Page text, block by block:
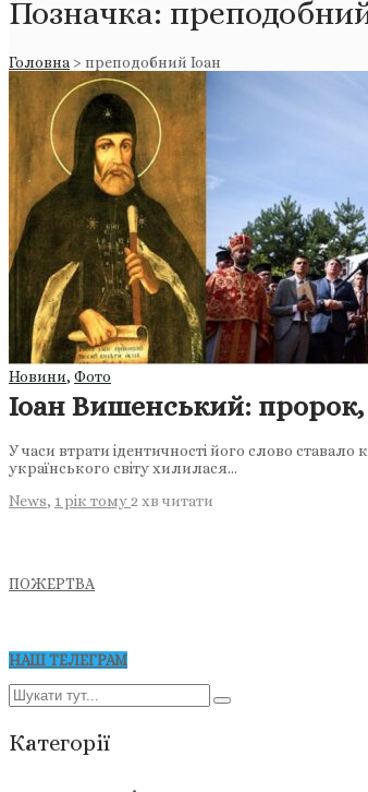
Позначка:
Головна > преподобний Іоан
Новини, Фото
Іоан Вишенський:
У часи втрати ідентичності його слово
українського світу хилилася…
News, 1 рік тому 2 хв читати
ПОЖЕРТВА
НАШ ТЕЛЕГРАМ
Категорії